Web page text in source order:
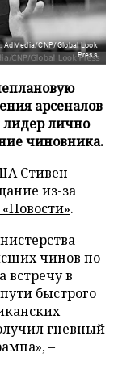
AdMedia/CNP/Global Look
Press
арсеналов
лидер лично
чиновника.
Стивен
из-за
.
чинов по
в
быстрого
гневный
–